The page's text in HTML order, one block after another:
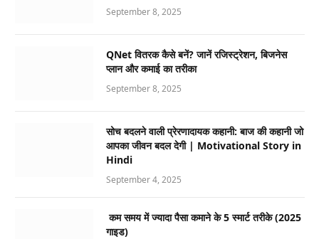
September 8, 2025
QNet वितरक कैसे बनें? जानें रजिस्ट्रेशन, बिजनेस
प्लान और कमाई का तरीका
September 8, 2025
सोच बदलने वाली प्रेरणादायक कहानी: बाज की कहानी जो
आपका जीवन बदल देगी | Motivational Story in
Hindi
September 4, 2025
कम समय में ज्यादा पैसा कमाने के 5 स्मार्ट तरीके (2025
गाइड)